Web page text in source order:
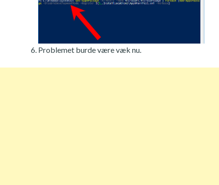
Problemet burde være væk nu.